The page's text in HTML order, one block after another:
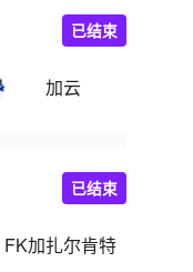
加云
已结束
FK加扎尔肯特
已结束